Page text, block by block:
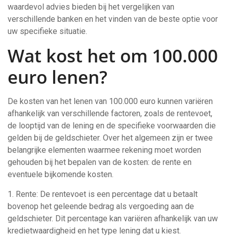
waardevol advies bieden bij het vergelijken van
verschillende banken en het vinden van de beste optie voor
uw specifieke situatie.
Wat kost het om 100.000
euro lenen?
De kosten van het lenen van 100.000 euro kunnen variëren
afhankelijk van verschillende factoren, zoals de rentevoet,
de looptijd van de lening en de specifieke voorwaarden die
gelden bij de geldschieter. Over het algemeen zijn er twee
belangrijke elementen waarmee rekening moet worden
gehouden bij het bepalen van de kosten: de rente en
eventuele bijkomende kosten.
1. Rente: De rentevoet is een percentage dat u betaalt
bovenop het geleende bedrag als vergoeding aan de
geldschieter. Dit percentage kan variëren afhankelijk van uw
kredietwaardigheid en het type lening dat u kiest.